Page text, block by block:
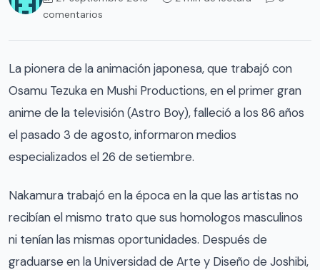
comentarios
La pionera de la animación japonesa, que trabajó con
Osamu Tezuka en Mushi Productions, en el primer gran
anime de la televisión (Astro Boy), falleció a los 86 años
el pasado 3 de agosto, informaron medios
especializados el 26 de setiembre.
Nakamura trabajó en la época en la que las artistas no
recibían el mismo trato que sus homologos masculinos
ni tenían las mismas oportunidades. Después de
graduarse en la Universidad de Arte y Diseño de Joshibi,